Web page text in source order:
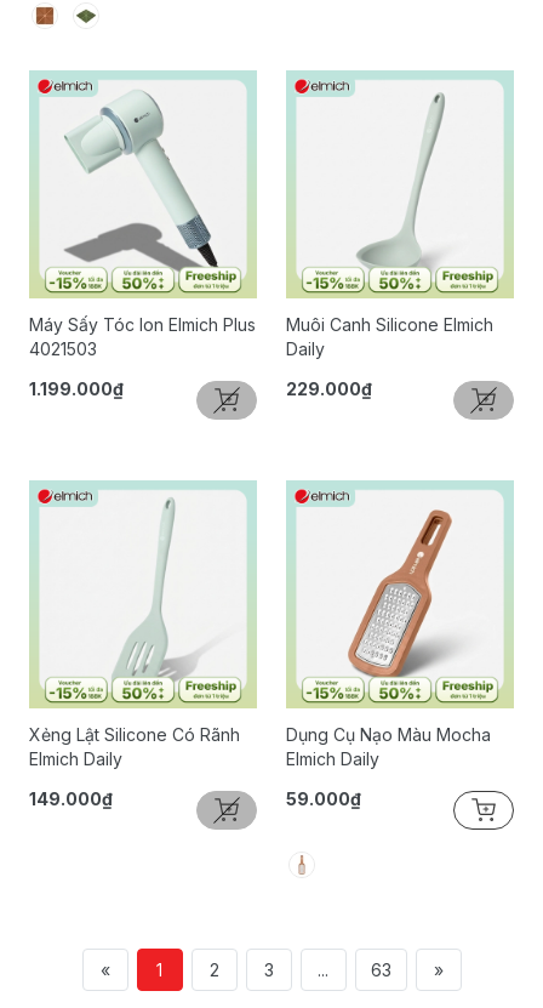
Máy Sấy Tóc Ion Elmich Plus
4021503
1.199.000₫
Muôi Canh Silicone Elmich
Daily
229.000₫
Xẻng Lật Silicone Có Rãnh
Elmich Daily
149.000₫
Dụng Cụ Nạo Màu Mocha
Elmich Daily
59.000₫
« 1 2 3 ... 63 »